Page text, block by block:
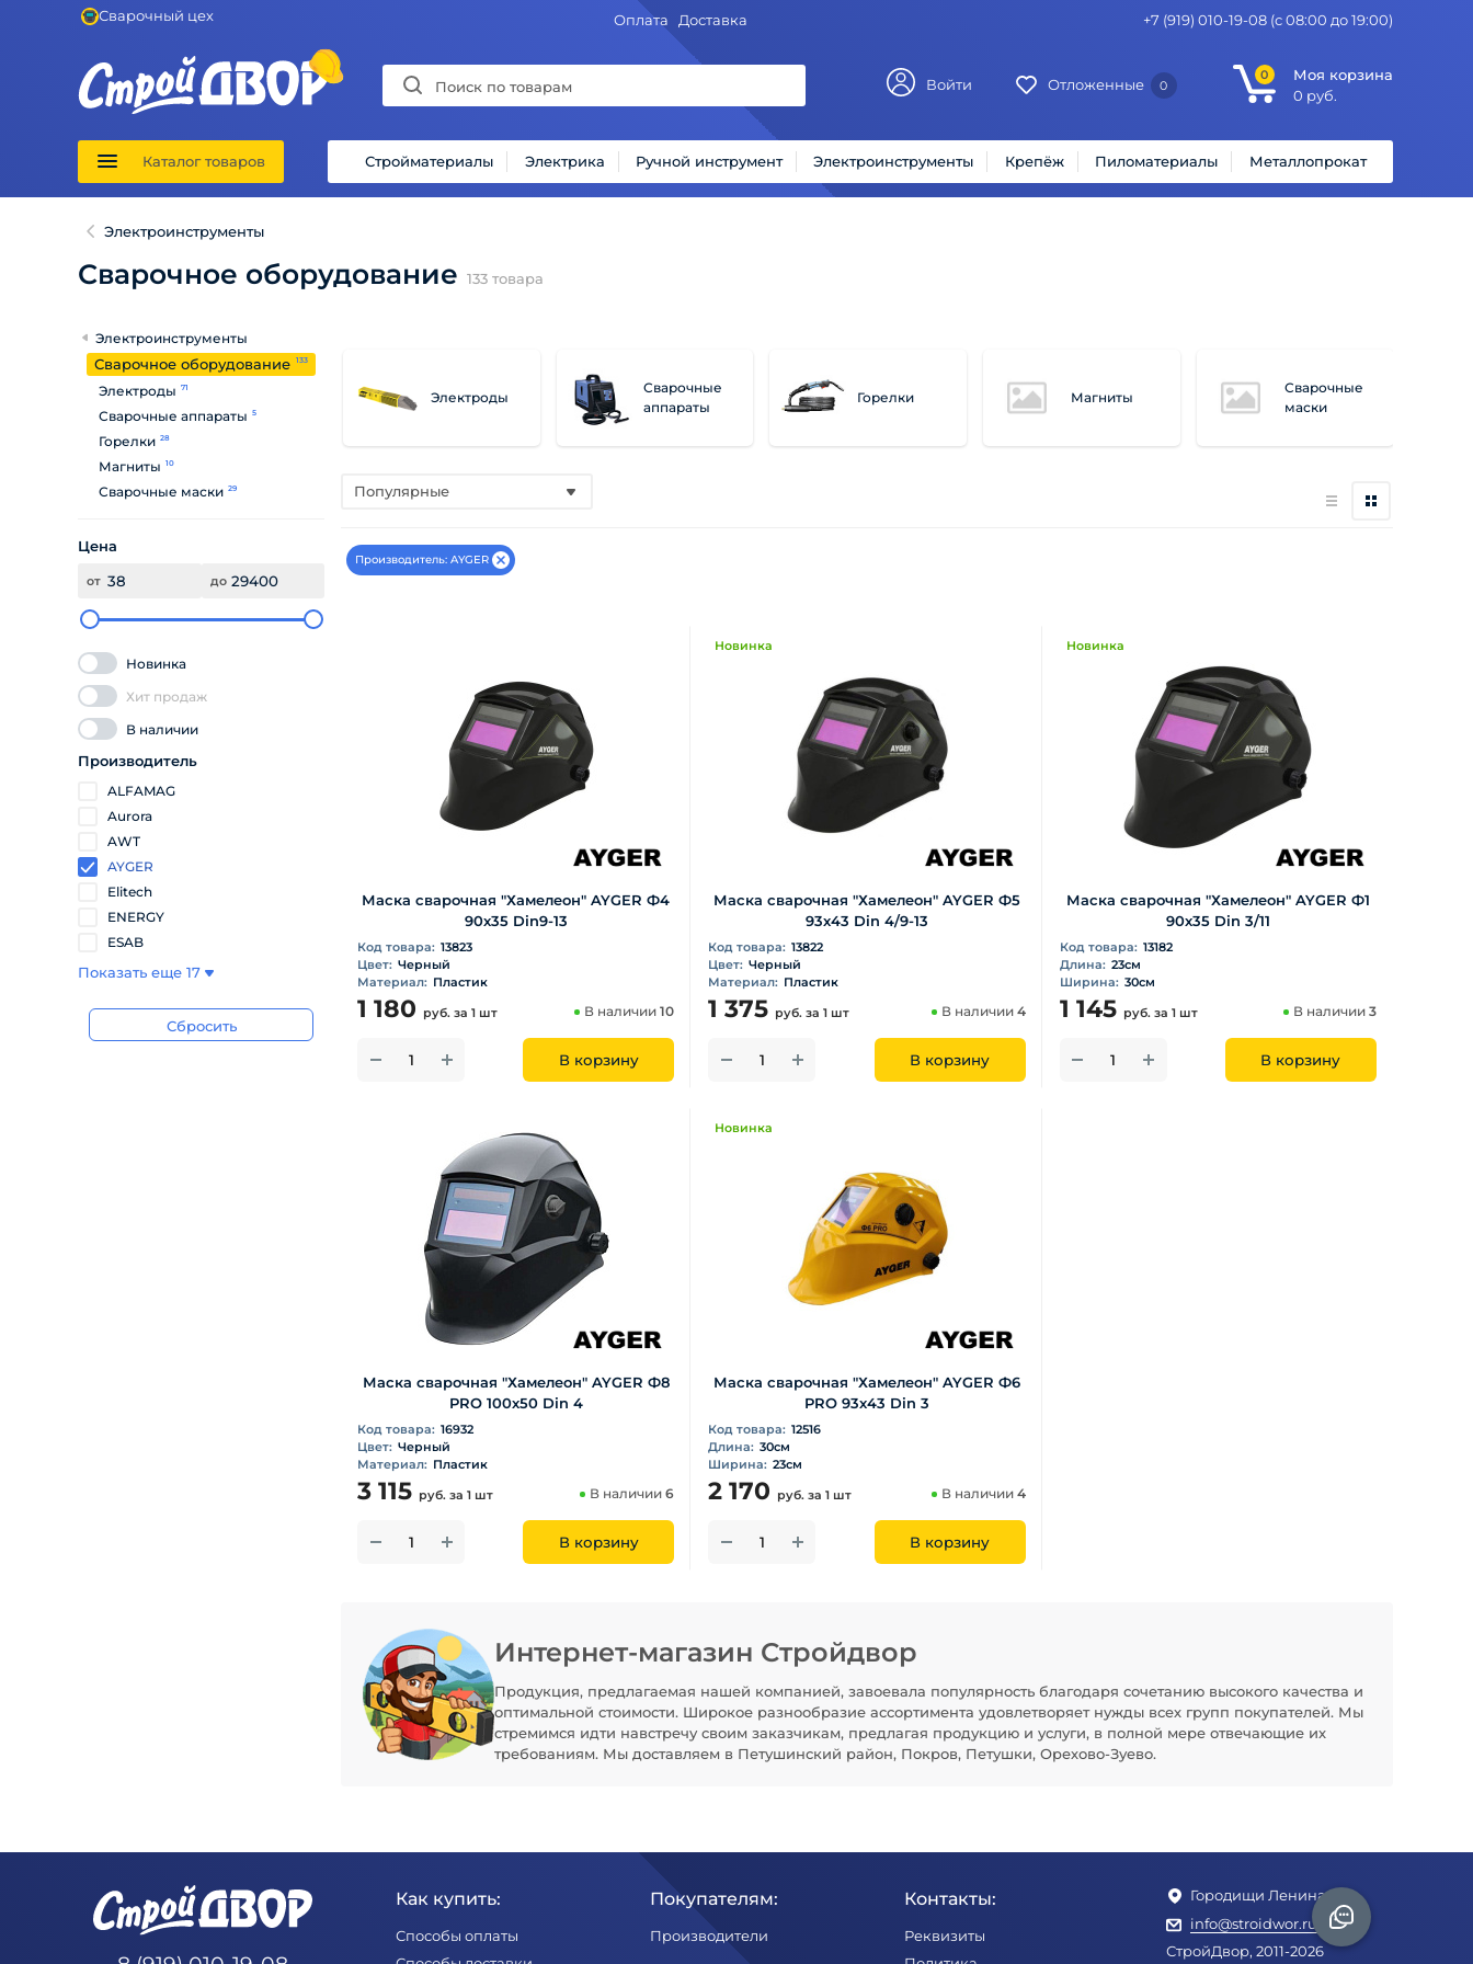
Сварочный цех Оплата Доставка +7 (919) 010-19-08 (с 08:00 до 19:00)
Войти Отложенные 0
0
Моя корзина
0 руб.
Каталог товаров Стройматериалы Электрика Ручной инструмент Электроинструменты Крепёж Пиломатериалы Металлопрокат
Электроинструменты
Сварочное оборудование 133 товара
Электроинструменты
Сварочное оборудование 133
Электроды 71
Сварочные аппараты 5
Горелки 28
Магниты 10
Сварочные маски 29
Цена
от до
Новинка
Хит продаж
В наличии
Производитель
ALFAMAG
Aurora
AWT
AYGER
Elitech
ENERGY
ESAB
Показать еще 17
Сбросить
Электроды
Сварочные
аппараты
Горелки Магниты
Сварочные
маски
Популярные
Производитель: AYGER
Маска сварочная "Хамелеон" AYGER Ф4
90х35 Din9-13
Код товара: 13823
Цвет: Черный
Материал: Пластик
1 180 руб. за 1 шт В наличии10
В корзину
Новинка
Маска сварочная "Хамелеон" AYGER Ф5
93х43 Din 4/9-13
Код товара: 13822
Цвет: Черный
Материал: Пластик
1 375 руб.за 1 шт В наличии 4
В корзину
Новинка
Маска сварочная "Хамелеон" AYGER Ф1
90х35 Din 3/11
Код товара: 13182
Длина: 23см
Ширина: 30см
1 145 руб. за 1 шт В наличии 3
В корзину
Маска сварочная "Хамелеон" AYGER Ф8
PRO 100х50 Din 4
Код товара: 16932
Цвет: Черный
Материал: Пластик
3 115 руб. за 1 шт В наличии6
В корзину
Новинка
Маска сварочная "Хамелеон" AYGER Ф6
PRO 93х43 Din 3
Код товара: 12516
Длина: 30см
Ширина: 23см
2 170 руб.за 1 шт В наличии 4
В корзину
Интернет-магазин Стройдвор
Продукция, предлагаемая нашей компанией, завоевала популярность благодаря сочетанию высокого качества и
оптимальной стоимости. Широкое разнообразие ассортимента удовлетворяет нужды всех групп покупателей. Мы
стремимся идти навстречу своим заказчикам, предлагая продукцию и услуги, в полной мере отвечающие их
требованиям. Мы доставляем в Петушинский район, Покров, Петушки, Орехово-Зуево.
Как купить:
Способы оплаты
Покупателям:
Производители
Контакты:
Реквизиты
Городищи Ленина 1Б
info@stroidwor.ru
СтройДвор, 2011-2026